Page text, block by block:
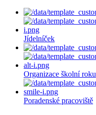
Jídelníček
Organizace školní roku
Poradenské pracoviště